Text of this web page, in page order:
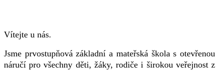
Vítejte u nás.
Jsme prvostupňová základní a mateřská škola s otevřenou
náručí pro všechny děti, žáky, rodiče i širokou veřejnost z